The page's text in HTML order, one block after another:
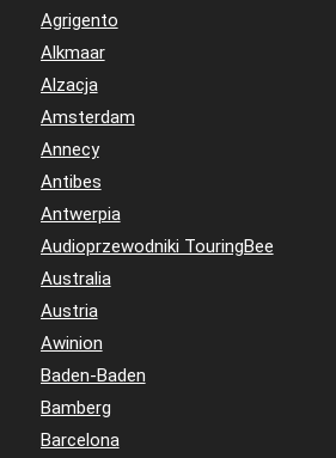
Agrigento
Alkmaar
Alzacja
Amsterdam
Annecy
Antibes
Antwerpia
Audioprzewodniki TouringBee
Australia
Austria
Awinion
Baden-Baden
Bamberg
Barcelona